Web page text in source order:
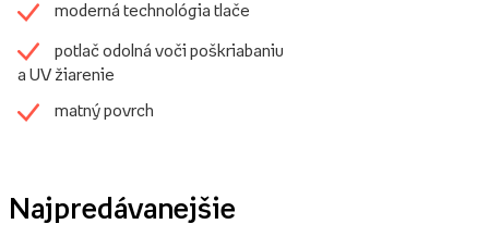
moderná technológia tlače
potlač odolná voči poškriabaniu
a UV žiarenie
matný povrch
Najpredávanejšie